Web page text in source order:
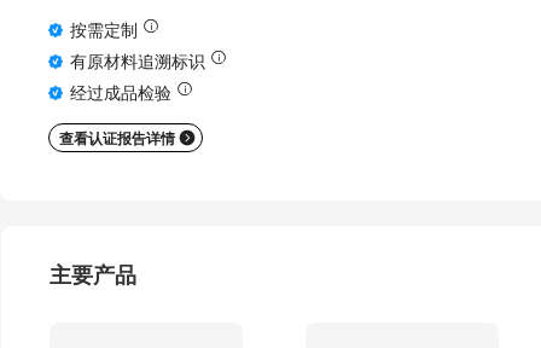
按需定制
有原材料追溯标识
经过成品检验
查看认证报告详情
主要产品